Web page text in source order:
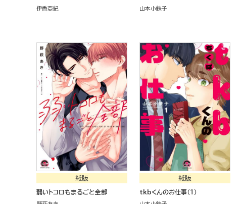
伊香亞紀 山本小鉄子
紙版
弱いトコロもまるごと全部
紙版
tkbくんのお仕事（１）